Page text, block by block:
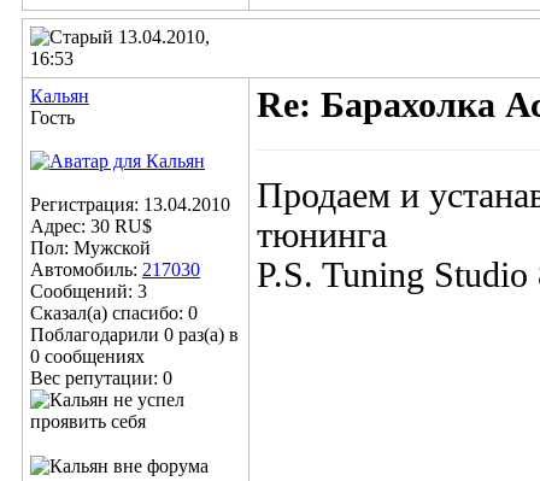
13.04.2010,
16:53
Кальян
Гость
Регистрация: 13.04.2010
Адрес: 30 RU$
Пол: Мужской
Автомобиль: 217030
Сообщений: 3
Сказал(а) спасибо: 0
Поблагодарили 0 раз(а) в
0 сообщениях
Вес репутации: 0
Re: Барахолка
Продаем и
тюнинга
P.S. Tuning